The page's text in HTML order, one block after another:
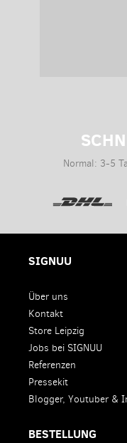
Sehr
Normal: 3-5
SIGNUU
Über uns
Kontakt
Store Leipzig
Jobs bei SIGNUU
Referenzen
Pressekit
Blogger, Youtuber &
BESTELLUNG